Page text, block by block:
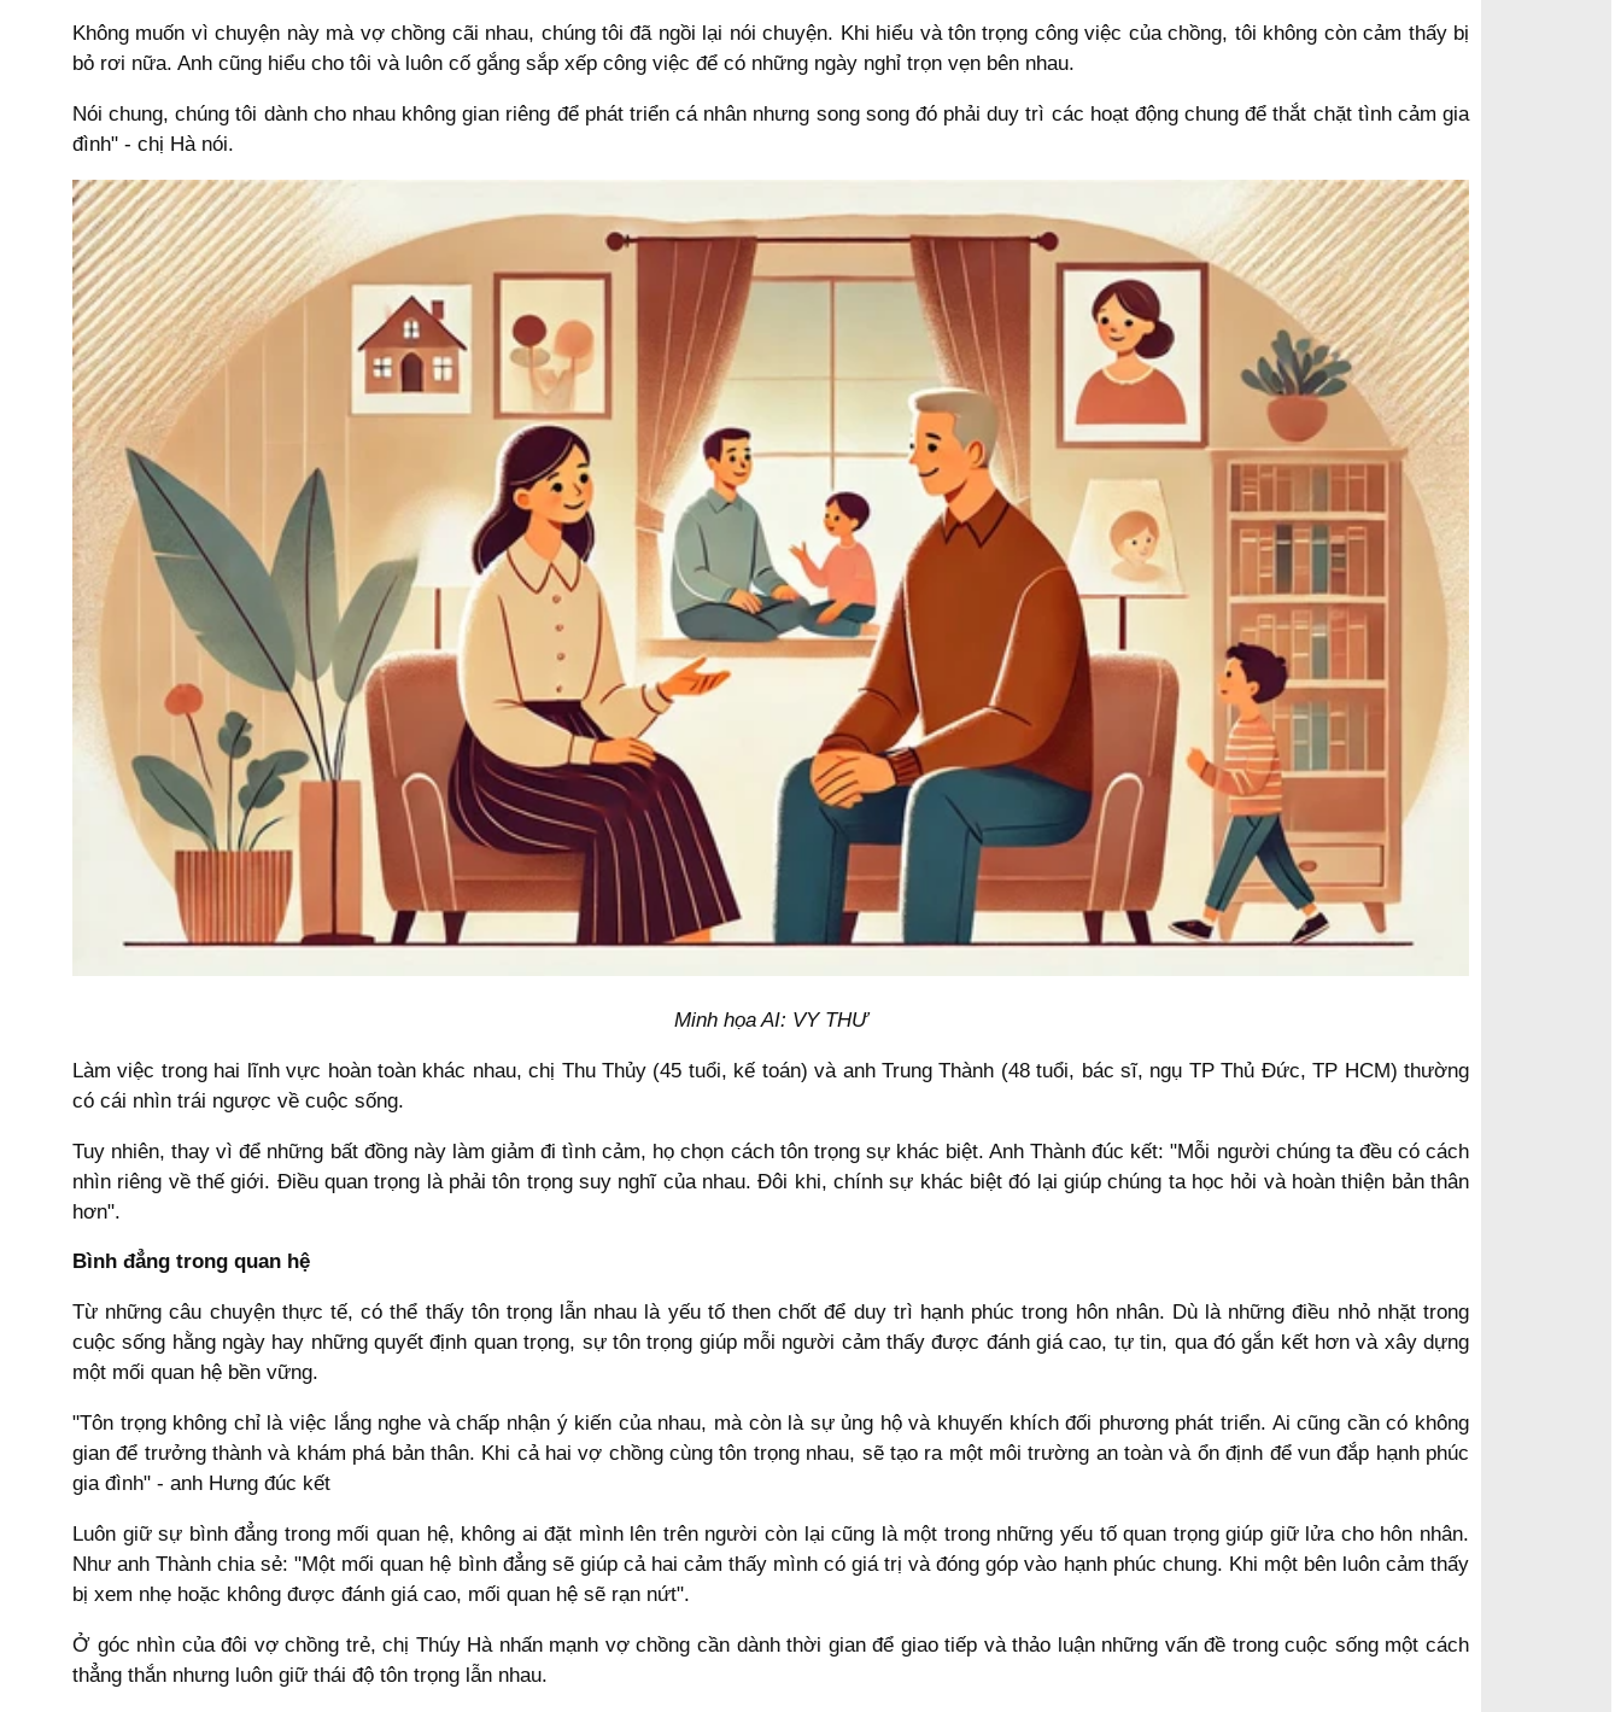
Không muốn vì chuyện này mà vợ chồng cãi nhau, chúng tôi đã ngồi lại nói chuyện. Khi hiểu và tôn trọng công việc của chồng, tôi không còn cảm thấy bị
bỏ rơi nữa. Anh cũng hiểu cho tôi và luôn cố gắng sắp xếp công việc để có những ngày nghỉ trọn vẹn bên nhau.
Nói chung, chúng tôi dành cho nhau không gian riêng để phát triển cá nhân nhưng song song đó phải duy trì các hoạt động chung để thắt chặt tình cảm gia
đình" - chị Hà nói.
Minh họa AI: VY THƯ
Làm việc trong hai lĩnh vực hoàn toàn khác nhau, chị Thu Thủy (45 tuổi, kế toán) và anh Trung Thành (48 tuổi, bác sĩ, ngụ TP Thủ Đức, TP HCM) thường
có cái nhìn trái ngược về cuộc sống.
Tuy nhiên, thay vì để những bất đồng này làm giảm đi tình cảm, họ chọn cách tôn trọng sự khác biệt. Anh Thành đúc kết: "Mỗi người chúng ta đều có cách
nhìn riêng về thế giới. Điều quan trọng là phải tôn trọng suy nghĩ của nhau. Đôi khi, chính sự khác biệt đó lại giúp chúng ta học hỏi và hoàn thiện bản thân
hơn".
Bình đẳng trong quan hệ
Từ những câu chuyện thực tế, có thể thấy tôn trọng lẫn nhau là yếu tố then chốt để duy trì hạnh phúc trong hôn nhân. Dù là những điều nhỏ nhặt trong
cuộc sống hằng ngày hay những quyết định quan trọng, sự tôn trọng giúp mỗi người cảm thấy được đánh giá cao, tự tin, qua đó gắn kết hơn và xây dựng
một mối quan hệ bền vững.
"Tôn trọng không chỉ là việc lắng nghe và chấp nhận ý kiến của nhau, mà còn là sự ủng hộ và khuyến khích đối phương phát triển. Ai cũng cần có không
gian để trưởng thành và khám phá bản thân. Khi cả hai vợ chồng cùng tôn trọng nhau, sẽ tạo ra một môi trường an toàn và ổn định để vun đắp hạnh phúc
gia đình" - anh Hưng đúc kết
Luôn giữ sự bình đẳng trong mối quan hệ, không ai đặt mình lên trên người còn lại cũng là một trong những yếu tố quan trọng giúp giữ lửa cho hôn nhân.
Như anh Thành chia sẻ: "Một mối quan hệ bình đẳng sẽ giúp cả hai cảm thấy mình có giá trị và đóng góp vào hạnh phúc chung. Khi một bên luôn cảm thấy
bị xem nhẹ hoặc không được đánh giá cao, mối quan hệ sẽ rạn nứt".
Ở góc nhìn của đôi vợ chồng trẻ, chị Thúy Hà nhấn mạnh vợ chồng cần dành thời gian để giao tiếp và thảo luận những vấn đề trong cuộc sống một cách
thẳng thắn nhưng luôn giữ thái độ tôn trọng lẫn nhau.